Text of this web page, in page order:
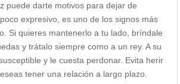
puede darte motivos para dejar de
expresivo, es uno de los signos más
Si quieres mantenerlo a tu lado, bríndale
y trátalo siempre como a un rey. A su
y le cuesta perdonar. Evita herir
tener una relación a largo plazo.